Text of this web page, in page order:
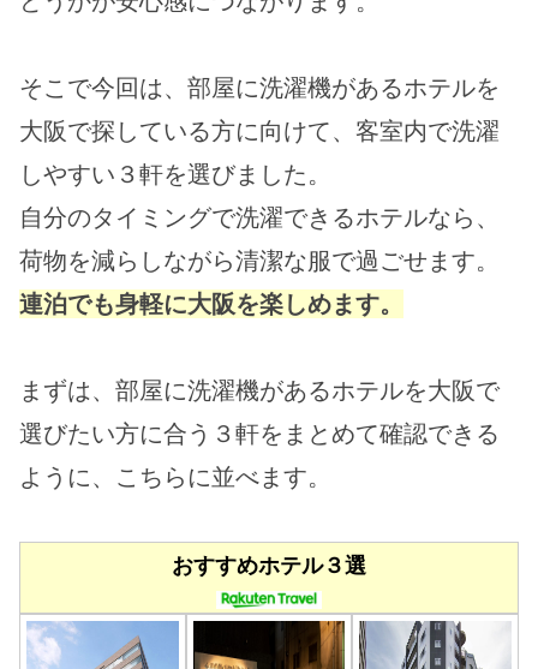
そこで今回は、部屋に洗濯機があるホテルを
大阪で探している方に向けて、客室内で洗濯
しやすい３軒を選びました。
自分のタイミングで洗濯できるホテルなら、
荷物を減らしながら清潔な服で過ごせます。
連泊でも身軽に大阪を楽しめます。
まずは、部屋に洗濯機があるホテルを大阪で
選びたい方に合う３軒をまとめて確認できる
ように、こちらに並べます。
おすすめホテル３選